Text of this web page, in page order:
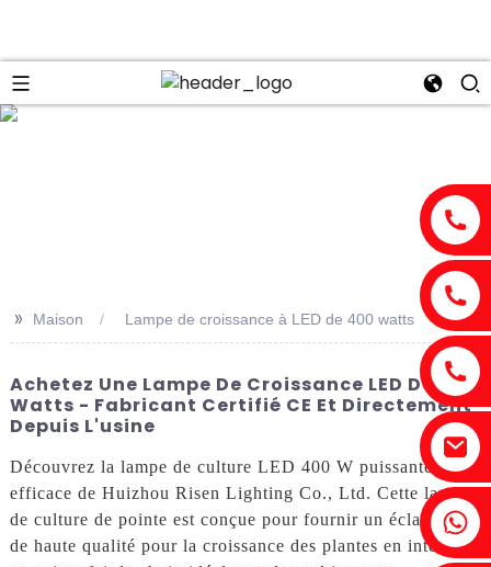
Fenia : +86 18607525299
>> Maison Lampe de croissance à LED de 400 watts
Achetez Une Lampe De Croissance LED De 400
Watts - Fabricant Certifié CE Et Directement
Depuis L'usine
Découvrez la lampe de culture LED 400 W puissante et
efficace de Huizhou Risen Lighting Co., Ltd. Cette lampe
de culture de pointe est conçue pour fournir un éclairage
de haute qualité pour la croissance des plantes en intérieur,